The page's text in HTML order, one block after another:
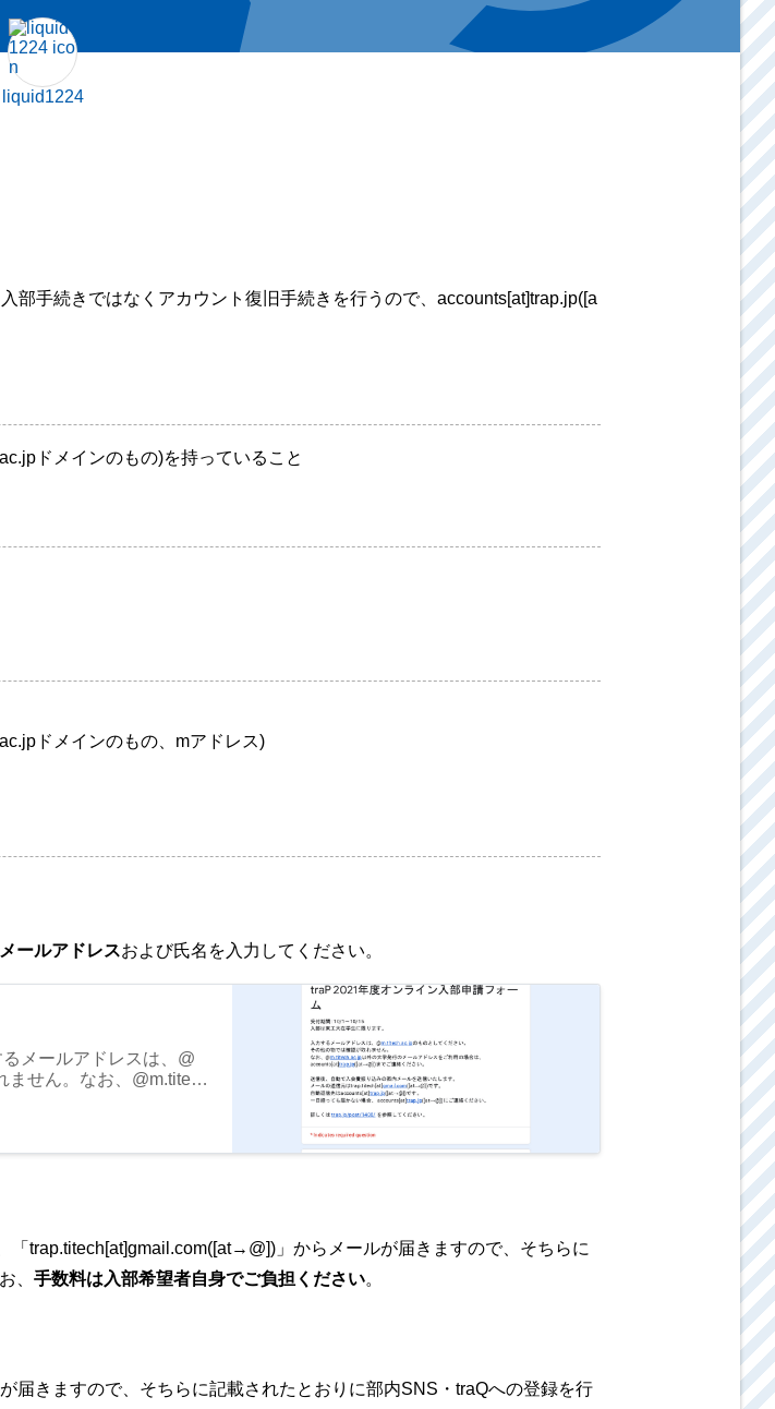
liquid1224
部手続きではなくアカウント復旧手続きを行うので、accounts[at]trap.jp([a
ドメインのもの)を持っていること
ドメインのもの、mアドレス)
ールアドレスおよび氏名を入力してください。
メールアドレスは、@
ません。なお、@m.titec
を送信いたします。メー
trap.titech[at]gmail.com([at→@])」からメールが届きますので、そちらに
、 手数料は入部希望者自身でご負担ください。
届きますので、そちらに記載されたとおりに部内SNS・traQへの登録を行